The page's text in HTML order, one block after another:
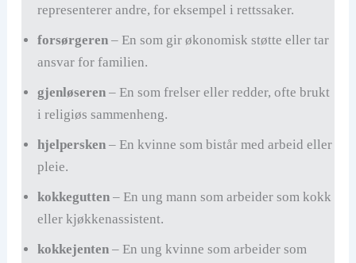
representerer andre, for eksempel i rettssaker.
forsørgeren– En som gir økonomisk støtte eller tar
ansvar for familien.
gjenløseren– En som frelser eller redder, ofte brukt
i religiøs sammenheng.
hjelpersken– En kvinne som bistår med arbeid eller
pleie.
kokkegutten– En ung mann som arbeider som kokk
eller kjøkkenassistent.
kokkejenten– En ung kvinne som arbeider som